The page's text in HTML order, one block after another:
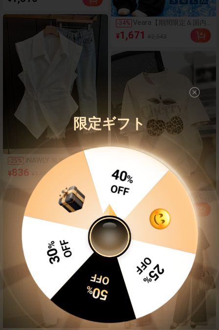
ストライプ ズボン、レディー
-25%
INAWLY 無地 カジュアル
レディース ノースリーブ
ブラウス、夏用
¥836 ¥1,114
-34% Veara【期間限定＆国内
即発送】刺繍ライン ワイ
ドパンツ 2026春夏新作
ストレート 冷感 速乾 カ
ジュアル
¥1,671
18
SHEIN EZwear レオパー
ド柄とさくらパターンの
オーバーサイズ レディー
スTシャツ、カジュアル
ルーズフィット 半袖、夏
736 ¥898
限定ギフト
50
%OFF
30OFF
40
%
OFF
25
%
OFF